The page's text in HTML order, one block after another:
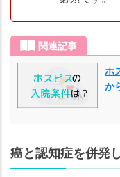
関連記事
ホ
か
癌と認知症を併発